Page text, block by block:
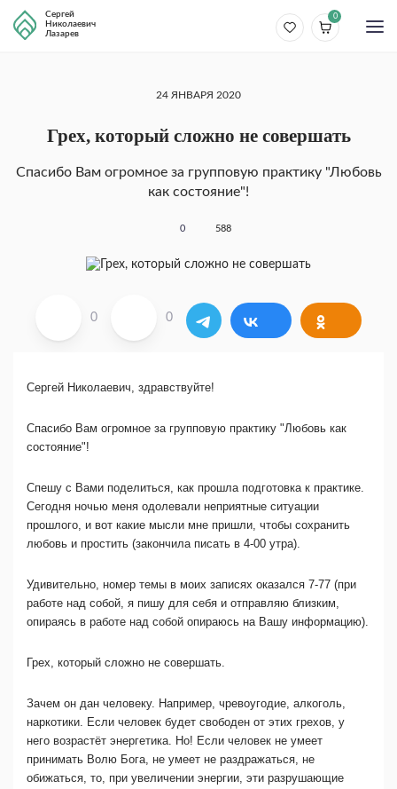
Сергей
Николаевич
Лазарев
0
24 ЯНВАРЯ 2020
Грех, который сложно не совершать
Спасибо Вам огромное за групповую практику "Любовь
как состояние"!
0 588
0 0
Сергей Николаевич, здравствуйте!
Спасибо Вам огромное за групповую практику "Любовь как
состояние"!
Спешу с Вами поделиться, как прошла подготовка к практике.
Сегодня ночью меня одолевали неприятные ситуации
прошлого, и вот какие мысли мне пришли, чтобы сохранить
любовь и простить (закончила писать в 4-00 утра).
Удивительно, номер темы в моих записях оказался 7-77 (при
работе над собой, я пишу для себя и отправляю близким,
опираясь в работе над собой опираюсь на Вашу информацию).
Грех, который сложно не совершать.
Зачем он дан человеку. Например, чревоугодие, алкоголь,
наркотики. Если человек будет свободен от этих грехов, у
него возрастёт энергетика. Но! Если человек не умеет
принимать Волю Бога, не умеет не раздражаться, не
обижаться, то, при увеличении энергии, эти разрушающие